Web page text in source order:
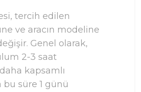
tercih edilen
ve aracın modeline
Genel olarak,
2-3 saat
kapsamlı
süre 1 günü